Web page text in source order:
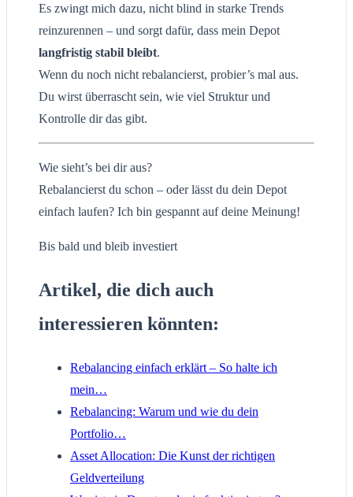
Es zwingt mich dazu, nicht blind in starke Trends
reinzurennen – und sorgt dafür, dass mein Depot
langfristig stabil bleibt.
Wenn du noch nicht rebalancierst, probier’s mal aus.
Du wirst überrascht sein, wie viel Struktur und
Kontrolle dir das gibt.
Wie sieht’s bei dir aus?
Rebalancierst du schon – oder lässt du dein Depot
einfach laufen? Ich bin gespannt auf deine Meinung!
Bis bald und bleib investiert
Artikel, die dich auch
interessieren könnten:
Rebalancing einfach erklärt – So halte ich
mein…
Rebalancing: Warum und wie du dein
Portfolio…
Asset Allocation: Die Kunst der richtigen
Geldverteilung